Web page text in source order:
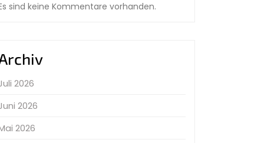
sind keine Kommentare vorhanden.
2026
2026
2026